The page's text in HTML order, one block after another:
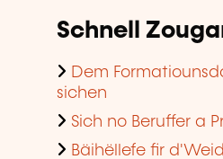
Schnell
Dem
sichen
Sich no Beruffer a
Bäihëllefe fir